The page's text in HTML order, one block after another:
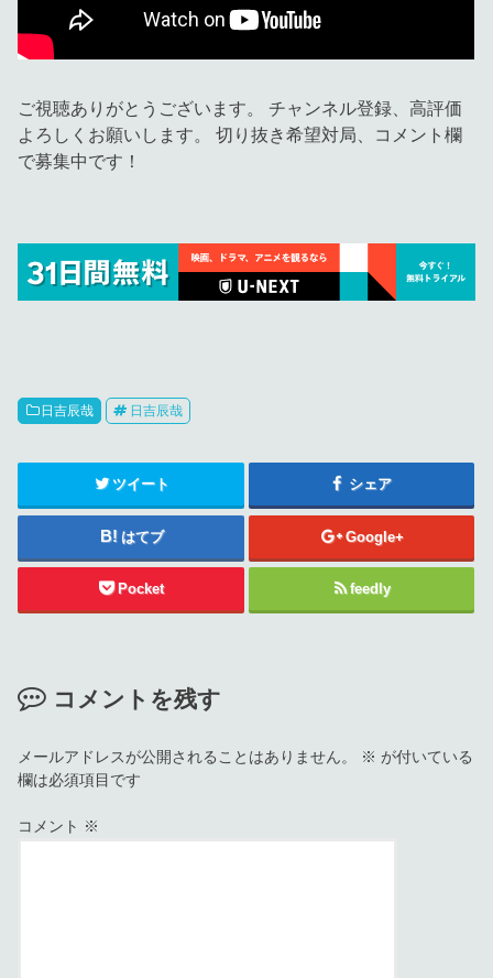
ご視聴ありがとうございます。 チャンネル登録、高評価
よろしくお願いします。 切り抜き希望対局、コメント欄
で募集中です！
日吉辰哉 日吉辰哉
ツイート シェア
はてブ Google+
Pocket feedly
コメントを残す
メールアドレスが公開されることはありません。 ※ が付いている
欄は必須項目です
コメント ※